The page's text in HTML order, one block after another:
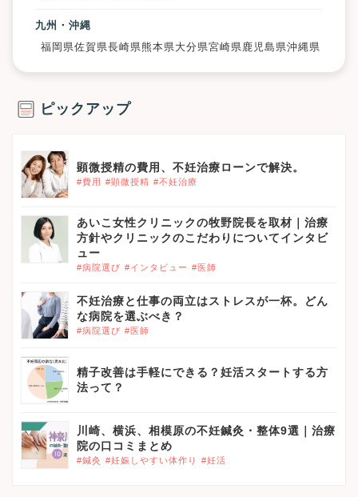
九州・沖縄
福岡県佐賀県長崎県 熊本県 大分県宮崎県 鹿児島県沖縄県
ピックアップ
顕微授精の費用、不妊治療ローンで解決。
#費用 #顕微授精 #不妊治療
あいこ女性クリニックの牧野院長を取材｜治療
方針やクリニックのこだわりについてインタビ
ュー
#病院選び #インタビュー #医師
不妊治療と仕事の両立はストレスが一杯。どん
な病院を選ぶべき？
#病院選び #医師
精子改善は手軽にできる？妊活スタートする方
法って？
川崎、横浜、相模原の不妊鍼灸・整体9選｜治療
院の口コミまとめ
#鍼灸 #妊娠しやすい体作り #妊活